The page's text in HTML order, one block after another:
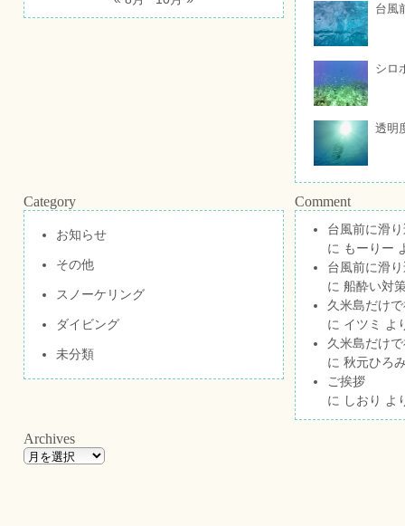
台風
シロ
透明
Category
お知らせ
その他
スノーケリング
ダイビング
未分類
Comment
台風前に滑
に もーりー
台風前に滑
に 船酔い対
久米島だけ
に イツミ よ
久米島だけ
に 秋元ひろ
ご挨拶
に しおり よ
Archives